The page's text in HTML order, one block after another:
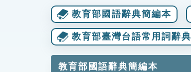
教育部國語辭典簡編本
教育部臺灣台語常用詞辭典
教育部國語辭典簡編本